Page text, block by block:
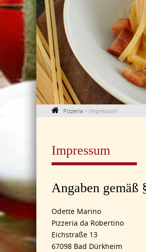
Pizzeria > Impressum
Impressum
Angaben gemäß
Odette Marino
Pizzeria da Robertino
Eichstraße 13
67098 Bad Dürkheim